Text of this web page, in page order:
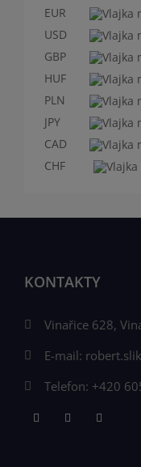
EUR
USD
GBP
HUF
PLN
JPY
CAD
CHF
KONTAKTY
Vinařice 628,
E-mail:
Telefon: +420